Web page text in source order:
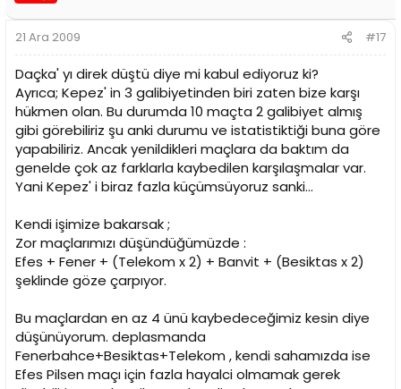
21 Ara 2009 #17
Daçka' yı direk düştü diye mi kabul ediyoruz ki?
Ayrıca; Kepez' in 3 galibiyetinden biri zaten bize karşı
hükmen olan. Bu durumda 10 maçta 2 galibiyet almış
gibi görebiliriz şu anki durumu ve istatistiktiği buna göre
yapabiliriz. Ancak yenildikleri maçlara da baktım da
genelde çok az farklarla kaybedilen karşılaşmalar var.
Yani Kepez' i biraz fazla küçümsüyoruz sanki...
Kendi işimize bakarsak ;
Zor maçlarımızı düşündüğümüzde :
Efes + Fener + (Telekom x 2) + Banvit + (Besiktas x 2)
şeklinde göze çarpıyor.
Bu maçlardan en az 4 ünü kaybedeceğimiz kesin diye
düşünüyorum. deplasmanda
Fenerbahce+Besiktas+Telekom , kendi sahamızda ise
Efes Pilsen maçı için fazla hayalci olmamak gerek